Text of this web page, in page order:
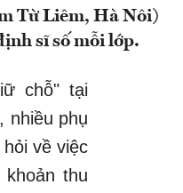
Từ Liêm, Hà Nôi)
sĩ số mỗi lớp.
chỗ" tại
nhiều phụ
về việc
thu